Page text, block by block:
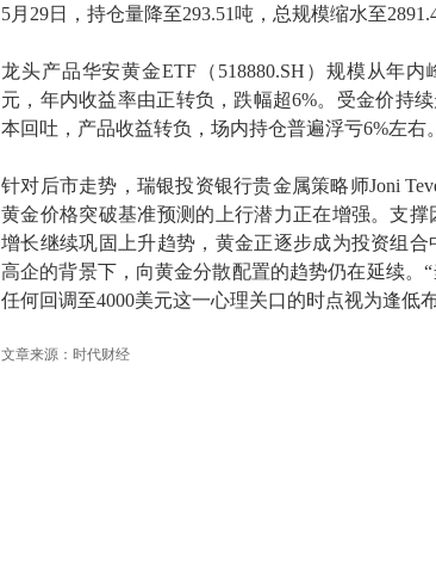
5月29日，持仓量降至293.51吨，总规模缩水至
龙头产品华安黄金ETF（518880.SH）规模从年内
元，年内收益率由正转负，跌幅超6%。受金价持
本回吐，产品收益转负，场内持仓普遍浮亏6%左右。
针对后市走势，瑞银投资银行贵金属策略师Joni
黄金价格突破基准预测的上行潜力正在增强。支
增长继续巩固上升趋势，黄金正逐步成为投资组
高企的背景下，向黄金分散配置的趋势仍在延续。
任何回调至4000美元这一心理关口的时点视为逢低
文章来源：时代财经